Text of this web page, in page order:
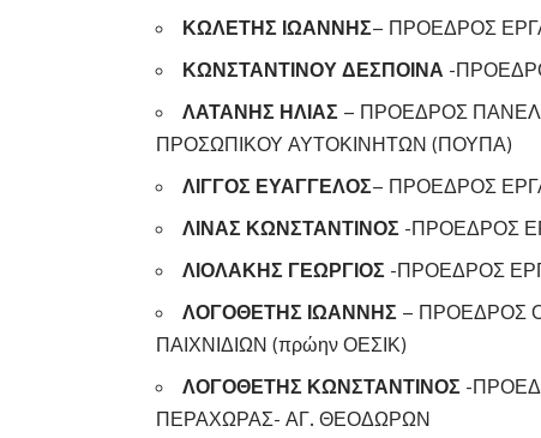
ΚΩΛΕΤΗΣ ΙΩΑΝΝΗΣ– ΠΡΟΕΔΡΟΣ
ΚΩΝΣΤΑΝΤΙΝΟΥ ΔΕΣΠΟΙΝΑ -
ΛΑΤΑΝΗΣ ΗΛΙΑΣ – ΠΡΟΕΔΡΟΣ
ΠΡΟΣΩΠΙΚΟΥ ΑΥΤΟΚΙΝΗΤΩΝ (ΠΟΥΠΑ)
ΛΙΓΓΟΣ ΕΥΑΓΓΕΛΟΣ– ΠΡΟΕΔΡΟΣ
ΛΙΝΑΣ ΚΩΝΣΤΑΝΤΙΝΟΣ -ΠΡΟΕΔΡΟΣ
ΛΙΟΛΑΚΗΣ ΓΕΩΡΓΙΟΣ -ΠΡΟΕΔΡΟΣ
ΛΟΓΟΘΕΤΗΣ ΙΩΑΝΝΗΣ – ΠΡΟΕΔΡΟΣ
ΠΑΙΧΝΙΔΙΩΝ (πρώην ΟΕΣΙΚ)
ΛΟΓΟΘΕΤΗΣ ΚΩΝΣΤΑΝΤΙΝΟΣ -
ΠΕΡΑΧΩΡΑΣ- ΑΓ. ΘΕΟΔΩΡΩΝ